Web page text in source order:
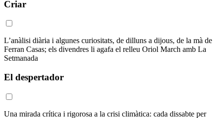
Criar
L’anàlisi diària i algunes curiositats, de dilluns a dijous, de la mà de
Ferran Casas; els divendres li agafa el relleu Oriol March amb La
Setmanada
El despertador
Una mirada crítica i rigorosa a la crisi climàtica: cada dissabte per